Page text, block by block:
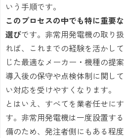
いう手順です。
このプロセスの中でも特に重要
選びです。非常用発電機の取り
れば、これまでの経験を活かし
じた最適なメーカー・機種の提
導入後の保守や点検体制に関し
い対応を受けやすくなります。
とはいえ、すべてを業者任せに
す。非常用発電機は一度設置す
備のため、発注者側にもある程